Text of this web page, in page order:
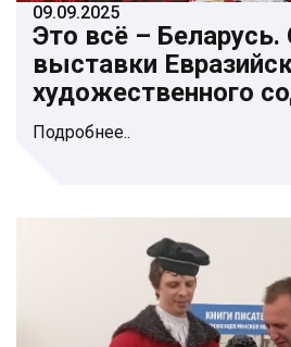
09.09.2025
Это всё –
выставки
художественного
Подробнее..